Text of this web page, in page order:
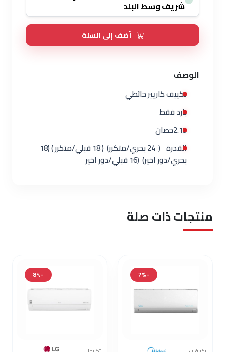
شريف وسط البلد
أضف إلى السلة
الوصف
تكييف كاريير حائطي
بارد فقط
2.15حصان
القدرة ( 24 بحري/متكرر) ( 18 قبلي/متكرر ) (18
بحري/دور اخير) (16 قبلي/دور اخير
منتجات ذات صلة
-7%
-8%